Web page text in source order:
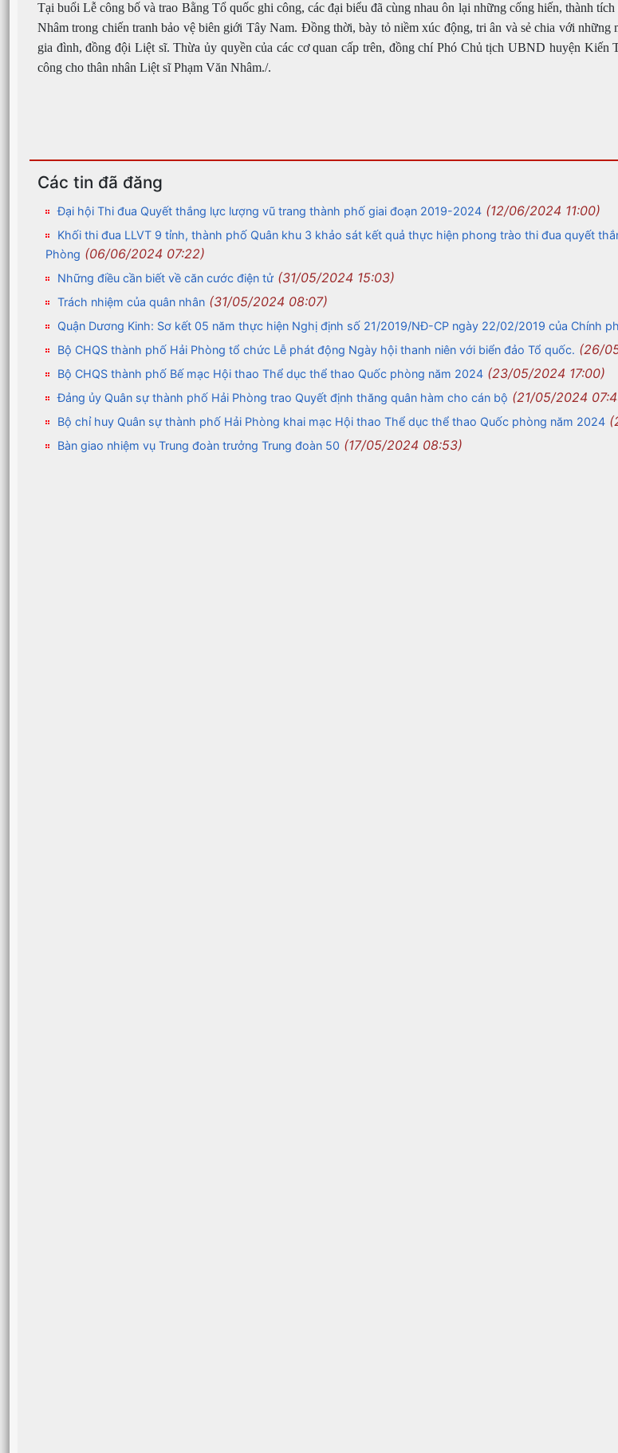
Tại buổi Lễ công bố và trao Bằng Tổ quốc ghi công, các đại biểu đã cùng nhau ôn lại những cống hiến, thành
Nhâm trong chiến tranh bảo vệ biên giới Tây Nam. Đồng thời, bày tỏ niềm xúc động, tri ân và sẻ chia với những
gia đình, đồng đội Liệt sĩ. Thừa ủy quyền của các cơ quan cấp trên, đồng chí Phó Chủ tịch UBND huyện Kiến
công cho thân nhân Liệt sĩ Phạm Văn Nhâm./.
Các tin đã đăng
Đại hội Thi đua Quyết thắng lực lượng vũ trang thành phố giai đoạn 2019-2024 (12/06/2024 11:00)
Khối thi đua LLVT 9 tỉnh, thành phố Quân khu 3 khảo sát kết quả thực hiện phong trào thi đua quyết
Phòng (06/06/2024 07:22)
Những điều cần biết về căn cước điện tử (31/05/2024 15:03)
Trách nhiệm của quân nhân (31/05/2024 08:07)
Quận Dương Kinh: Sơ kết 05 năm thực hiện Nghị định số 21/2019/NĐ-CP ngày 22/02/2019 của Chính
Bộ CHQS thành phố Hải Phòng tổ chức Lễ phát động Ngày hội thanh niên với biển đảo Tổ quốc. (26/
Bộ CHQS thành phố Bế mạc Hội thao Thể dục thể thao Quốc phòng năm 2024 (23/05/2024 17:00)
Đảng ủy Quân sự thành phố Hải Phòng trao Quyết định thăng quân hàm cho cán bộ (21/05/2024
Bộ chỉ huy Quân sự thành phố Hải Phòng khai mạc Hội thao Thể dục thể thao Quốc phòng năm 2024
Bàn giao nhiệm vụ Trung đoàn trưởng Trung đoàn 50 (17/05/2024 08:53)